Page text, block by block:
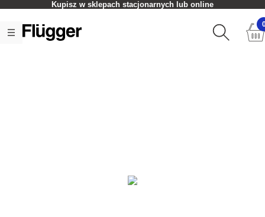
Kupisz w sklepach stacjonarnych lub online